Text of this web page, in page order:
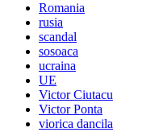
Romania
rusia
scandal
sosoaca
ucraina
UE
Victor Ciutacu
Victor Ponta
viorica dancila